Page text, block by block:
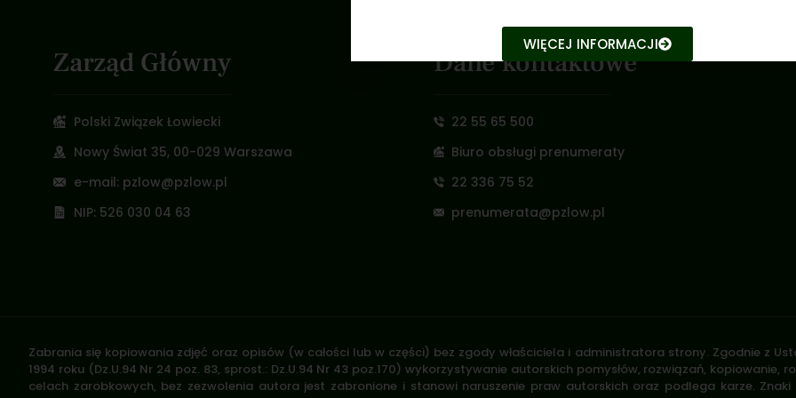
Zarząd Główny
Polski Związek Łowiecki
Nowy Świat 35, 00-029 Warszawa
e-mail: pzlow@pzlow.pl
NIP: 526 030 04 63
Dane kontaktowe
22 55 65 500
Biuro obsługi prenumeraty
22 336 75 52
prenumerata@pzlow.pl
Zabrania się kopiowania zdjęć oraz opisów (w całości lub w części) bez zgody właściciela i administratora strony. Zgodnie z
1994 roku (Dz.U.94 Nr 24 poz. 83, sprost.: Dz.U.94 Nr 43 poz.170) wykorzystywanie autorskich pomysłów, rozwiązań,
celach zarobkowych, bez zezwolenia autora jest zabronione i stanowi naruszenie praw autorskich oraz podlega karze.
WIĘCEJ INFORMACJI